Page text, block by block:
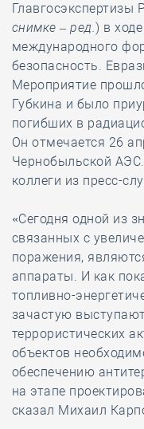
Главгосэкспертизы
снимке – ред.) в
международного
безопасность.
Мероприятие
Губкина и было
погибших в
Он отмечается 26
Чернобыльской
коллеги из пресс-
«Сегодня одной из
связанных с
поражения,
аппараты. И как
топливно-
зачастую
террористических
объектов
обеспечению
на этапе
сказал Михаил